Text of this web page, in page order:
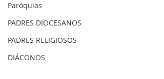
Paróquias
PADRES DIOCESANOS
PADRES RELIGIOSOS
DIÁCONOS